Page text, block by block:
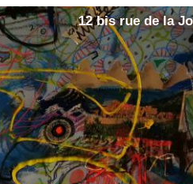
12 bis rue de la